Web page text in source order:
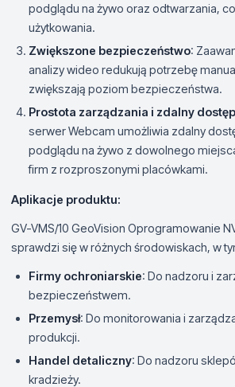
podglądu na żywo oraz odtwarzania,
użytkowania.
Zwiększone bezpieczeństwo:
analizy wideo redukują potrzebę
zwiększają poziom bezpieczeństwa.
Prostota zarządzania i zdalny dostęp
serwer Webcam umożliwia zdalny
podglądu na żywo z dowolnego
firm z rozproszonymi placówkami.
Aplikacje produktu:
GV-VMS/10 GeoVision Oprogramowanie
sprawdzi się w różnych środowiskach, w
Firmy ochroniarskie: Do nadzoru i
bezpieczeństwem.
Przemysł: Do monitorowania i
produkcji.
Handel detaliczny: Do nadzoru
kradzieży.